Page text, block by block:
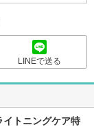
LINEで送る
イトニングケア特